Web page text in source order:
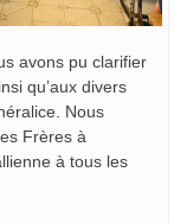
avons pu clarifier
qu’aux divers
Nous
Frères à
à tous les